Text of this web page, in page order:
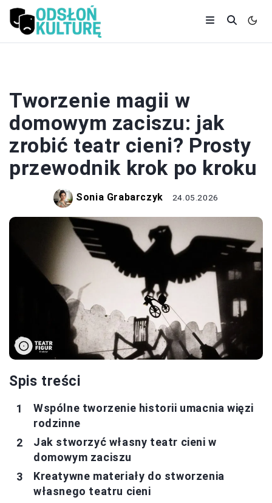
Tworzenie magii w
domowym zaciszu: jak
zrobić teatr cieni? Prosty
przewodnik krok po kroku
Sonia Grabarczyk 24.05.2026
Spis treści
Wspólne tworzenie historii umacnia więzi
rodzinne
Jak stworzyć własny teatr cieni w
domowym zaciszu
Kreatywne materiały do stworzenia
własnego teatru cieni